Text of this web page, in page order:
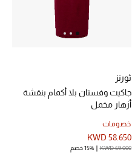
ثورنز
جاكيت وفستان بلا أكمام بنقشة
أزهار مخمل
خصومات
KWD 58.650
KWD 69.000 15% خصم